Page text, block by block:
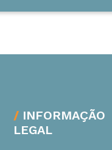
INFORMAÇÃO
LEGAL